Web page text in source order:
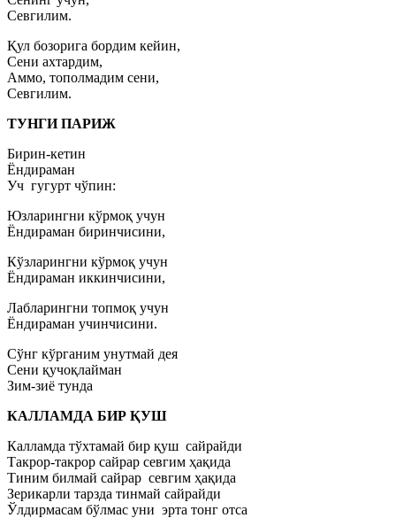
Севгилим.
Қул бозорига бордим кейин,
Сени ахтардим,
Аммо, тополмадим сени,
Севгилим.
ТУНГИ ПАРИЖ
Бирин-кетин
Ёндираман
Уч гугурт чўпин:
Юзларингни кўрмоқ учун
Ёндираман биринчисини,
Кўзларингни кўрмоқ учун
Ёндираман иккинчисини,
Лабларингни топмоқ учун
Ёндираман учинчисини.
Сўнг кўрганим унутмай дея
Сени қучоқлайман
Зим-зиё тунда
КАЛЛАМДА БИР ҚУШ
Калламда тўхтамай бир қуш сайрайди
Такрор-такрор сайрар севгим ҳақида
Тиним билмай сайрар севгим ҳақида
Зерикарли тарзда тинмай сайрайди
Ўлдирмасам бўлмас уни эрта тонг отса